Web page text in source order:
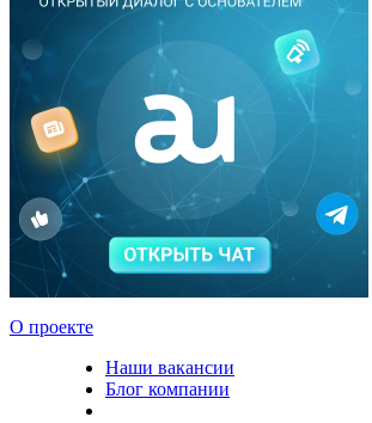
О проекте
Наши вакансии
Блог компании